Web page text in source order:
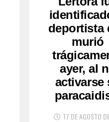
deportista
murió
ayer, al
activarse
17 DE AGOSTO